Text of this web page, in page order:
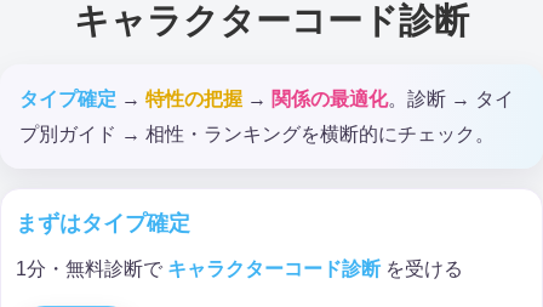
キャラクターコード診断
タイプ確定 → 特性の把握 → 関係の最適化。診断 → タイ
プ別ガイド → 相性・ランキングを横断的にチェック。
まずはタイプ確定
1分・無料診断で キャラクターコード診断 を受ける